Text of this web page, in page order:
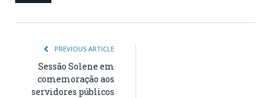
PREVIOUS ARTICLE
Sessão Solene em
comemoração aos
servidores públicos